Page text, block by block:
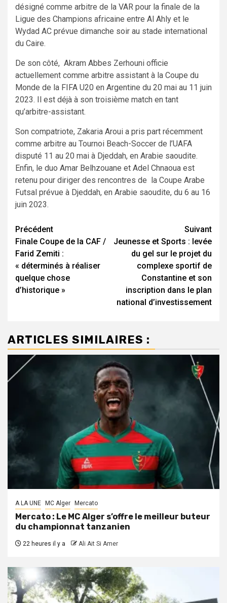
désigné comme arbitre de la VAR pour la finale de la
Ligue des Champions africaine entre Al Ahly et le
Wydad AC prévue dimanche soir au stade international
du Caire.
De son côté, Akram Abbes Zerhouni officie
actuellement comme arbitre assistant à la Coupe du
Monde de la FIFA U20 en Argentine du 20 mai au 11 juin
2023. Il est déjà à son troisième match en tant
qu’arbitre-assistant.
Son compatriote, Zakaria Aroui a pris part récemment
comme arbitre au Tournoi Beach-Soccer de l’UAFA
disputé 11 au 20 mai à Djeddah, en Arabie saoudite.
Enfin, le duo Amar Belhzouane et Adel Chnaoua est
retenu pour diriger des rencontres de la Coupe Arabe
Futsal prévue à Djeddah, en Arabie saoudite, du 6 au 16
juin 2023.
Navigation
d’article
Précédent
Finale Coupe de la CAF /
Farid Zemiti :
« déterminés à réaliser
quelque chose
d’historique »
Suivant
Jeunesse et Sports : levée
du gel sur le projet du
complexe sportif de
Constantine et son
inscription dans le plan
national d’investissement
ARTICLES SIMILAIRES :
A LA UNE MC Alger Mercato
Mercato : Le MC Alger s’offre le meilleur buteur
du championnat tanzanien
22 heures il y a Ali Ait Si Amer